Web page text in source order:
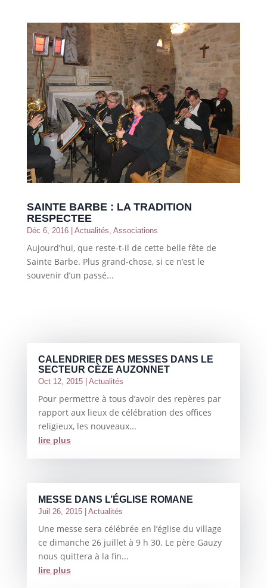
SAINTE BARBE : LA TRADITION
RESPECTEE
Déc 6, 2016| Actualités Associations
Aujourd’hui, que reste-t-il de cette belle fête de
Sainte Barbe. Plus grand-chose, si ce n’est le
souvenir d’un passé...
CALENDRIER DES MESSES DANS LE
SECTEUR CÈZE AUZONNET
Oct 12, 2015| Actualités
Pour permettre à tous d’avoir des repères par
rapport aux lieux de célébration des offices
religieux, les nouveaux...
lire plus
MESSE DANS L’ÉGLISE ROMANE
Juil 26, 2015| Actualités
Une messe sera célébrée en l’église du village
ce dimanche 26 juillet à 9 h 30. Le père Gauzy
nous quittera à la fin...
lire plus